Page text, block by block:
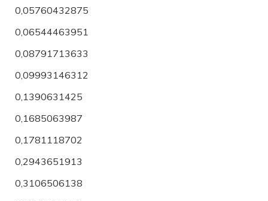
0,05760432875
0,06544463951
0,08791713633
0,09993146312
0,1390631425
0,1685063987
0,1781118702
0,2943651913
0,3106506138